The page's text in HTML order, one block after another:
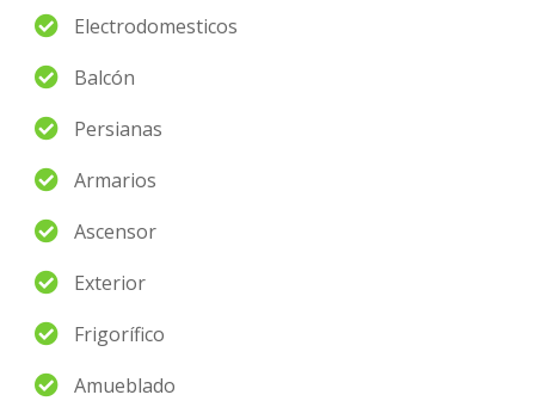
Electrodomesticos
Balcón
Persianas
Armarios
Ascensor
Exterior
Frigorífico
Amueblado